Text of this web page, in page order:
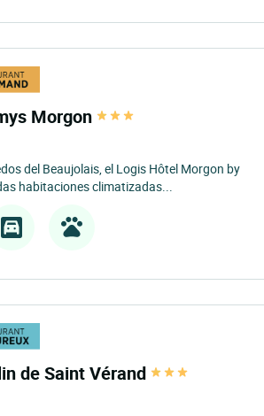
Morgon
del Beaujolais, el Logis Hôtel Morgon by
habitaciones climatizadas...
de Saint Vérand